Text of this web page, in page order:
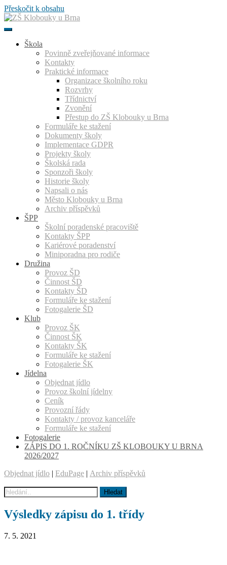
Přeskočit k obsahu
Škola
Povinně zveřejňované informace
Kontakty
Praktické informace
Organizace školního roku
Rozvrhy
Třídnictví
Zvonění
Přestup do ZŠ Klobouky u Brna
Formuláře ke stažení
Dokumenty školy
Implementace GDPR
Projekty školy
Školská rada
Sponzoři školy
Historie školy
Napsali o nás
Město Klobouky u Brna
Archiv příspěvků
ŠPP
Školní poradenské pracoviště
Kontakty ŠPP
Kariérové poradenství
Miniporadna pro rodiče
Družina
Provoz ŠD
Činnost ŠD
Kontakty ŠD
Formuláře ke stažení
Fotogalerie ŠD
Klub
Provoz ŠK
Činnost ŠK
Kontakty ŠK
Formuláře ke stažení
Fotogalerie ŠK
Jídelna
Objednat jídlo
Provoz školní jídelny
Ceník
Provozní řády
Kontakty / provoz kanceláře
Formuláře ke stažení
Fotogalerie
ZÁPIS DO 1. ROČNÍKU ZŠ KLOBOUKY U BRNA
2026/2027
Objednat jídlo | EduPage | Archiv příspěvků
Výsledky zápisu do 1. třídy
7. 5. 2021